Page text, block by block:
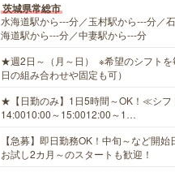
茨城県常総市
水海道駅から---分／玉村駅から---分／
海道駅から---分／中妻駅から---分
★週2日～（月～日） ※希望のシフトを
日の組み合わせや固定も可）
★【日勤のみ】1日5時間～OK！≪シ
14:0010:00～15:0012:00～1…
【急募】即日勤務OK！中旬～など開
お試し2カ月～のスタートも歓迎！